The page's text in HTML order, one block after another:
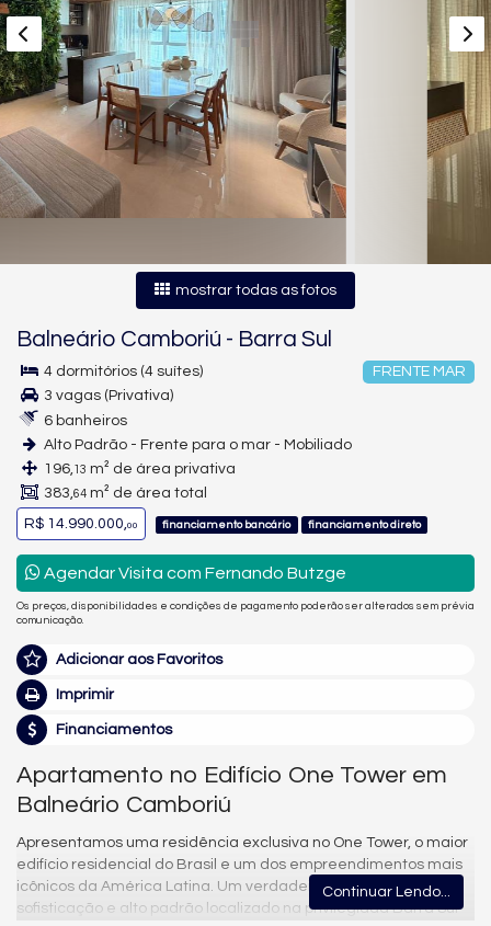
mostrar todas as fotos
Balneário Camboriú - Barra Sul
FRENTE MAR
4 dormitórios (4 suítes)
3 vagas (Privativa)
6 banheiros
Alto Padrão - Frente para o mar - Mobiliado
196,13 m² de área privativa
383,64 m² de área total
R$ 14.990.000,00 financiamento bancário financiamento direto
Agendar Visita com Fernando Butzge
Os preços, disponibilidades e condições de pagamento poderão ser alterados sem prévia
comunicação.
Adicionar aos Favoritos
Imprimir
Financiamentos
Apartamento no Edifício One Tower em
Balneário Camboriú
Apresentamos uma residência exclusiva no One Tower, o maior
edifício residencial do Brasil e um dos empreendimentos mais
icônicos da América Latina. Um verdadeiro símbolo de luxo,
sofisticação e alto padrão localizado na privilegiada Barra Sul
Continuar Lendo...